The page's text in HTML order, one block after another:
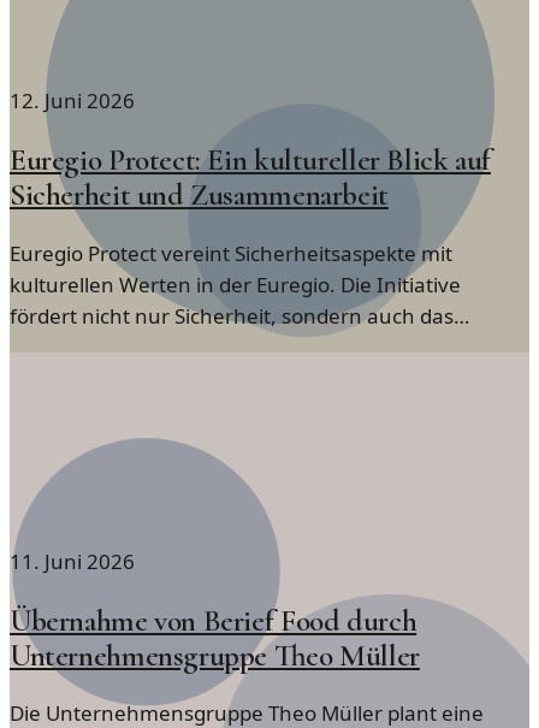
12. Juni 2026
Euregio Protect: Ein kultureller Blick auf
Sicherheit und Zusammenarbeit
Euregio Protect vereint Sicherheitsaspekte mit
kulturellen Werten in der Euregio. Die Initiative
fördert nicht nur Sicherheit, sondern auch das
Miteinander der Menschen.
11. Juni 2026
Übernahme von Berief Food durch
Unternehmensgruppe Theo Müller
Die Unternehmensgruppe Theo Müller plant eine